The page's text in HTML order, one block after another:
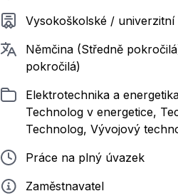
Požadované vzdělání
Vysokoškolské / univerzitní
Požadované jazyky
Němčina (Středně
pokročilá)
ZařazenoElektrotechnika a
Technolog v energetice,
Technolog, Vývojový
Typ pracovního poměru
Práce na plný úvazek
ZadavatelZaměstnavatel